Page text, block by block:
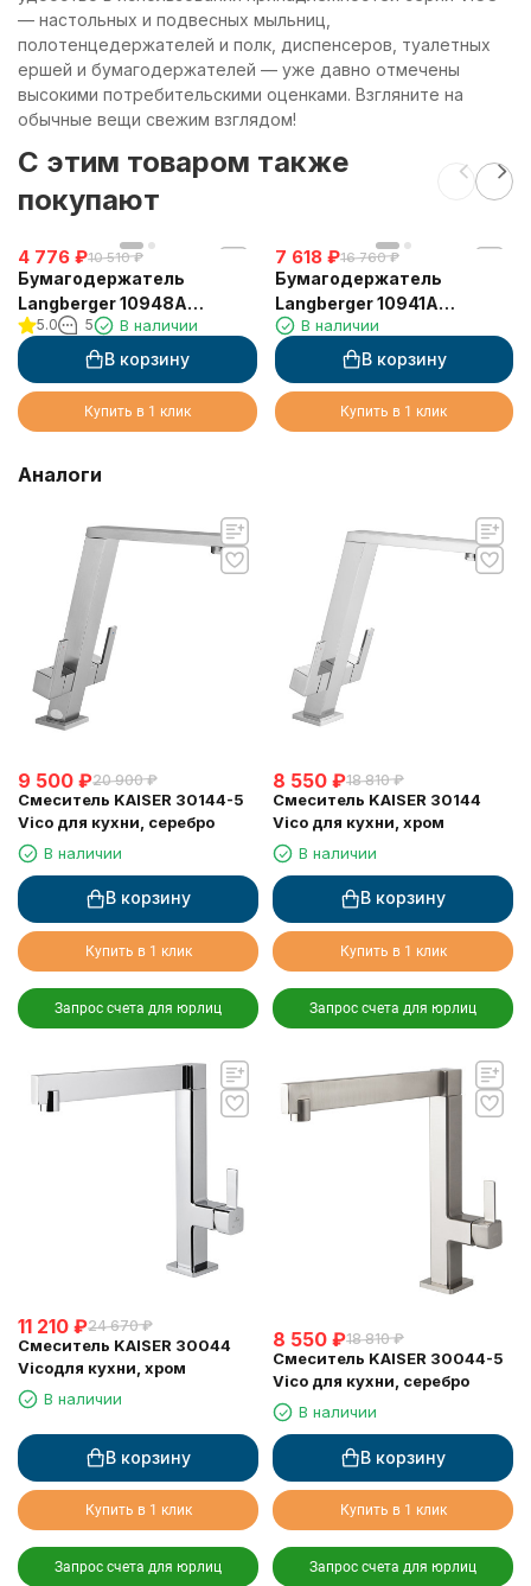
— настольных и подвесных мыльниц,
полотенцедержателей и полк, диспенсеров, туалетных
ершей и бумагодержателей — уже давно отмечены
высокими потребительскими оценками. Взгляните на
обычные вещи свежим взглядом!
C этим товаром также
покупают
4 776 ₽10 510 ₽
Бумагодержатель
Langberger 10948A
туалетной бумаги
вертикальный
5.0 5 В наличии
В корзину
Купить в 1 клик
7 618 ₽16 760 ₽
Бумагодержатель
Langberger 10941A
туалетной бумаги с
крышкой
В наличии
В корзину
Купить в 1 клик
Аналоги
9 500 ₽20 900 ₽
Смеситель KAISER 30144-5
Vico для кухни, серебро
В наличии
В корзину
Купить в 1 клик
Запрос счета для юрлиц
8 550 ₽18 810 ₽
Смеситель KAISER 30144
Vico для кухни, хром
В наличии
В корзину
Купить в 1 клик
Запрос счета для юрлиц
11 210 ₽24 670 ₽
Смеситель KAISER 30044
Vicoдля кухни, хром
В наличии
В корзину
Купить в 1 клик
Запрос счета для юрлиц
8 550 ₽18 810 ₽
Смеситель KAISER 30044-5
Vico для кухни, серебро
В наличии
В корзину
Купить в 1 клик
Запрос счета для юрлиц